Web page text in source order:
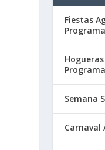
Fiestas
Semana
Carnaval